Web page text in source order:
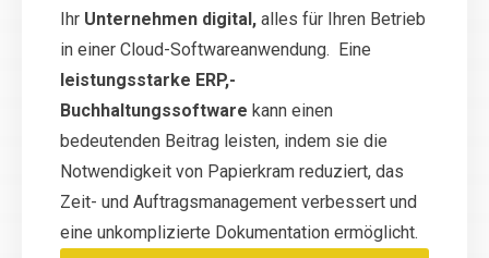
Ihr Unternehmen digital, alles für Ihren Betrieb
in einer Cloud-Softwareanwendung. Eine
leistungsstarke ERP,-
Buchhaltungssoftware kann einen
bedeutenden Beitrag leisten, indem sie die
Notwendigkeit von Papierkram reduziert, das
Zeit- und Auftragsmanagement verbessert und
eine unkomplizierte Dokumentation ermöglicht.